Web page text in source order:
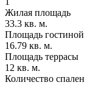
Жилая площадь
33.3 кв. м.
Площадь гостиной
16.79 кв. м.
Площадь террасы
12 кв. м.
Количество спален